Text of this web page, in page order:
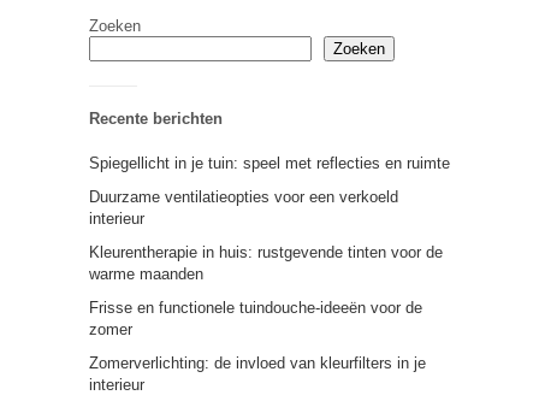
Zoeken
Zoeken
Recente berichten
Spiegellicht in je tuin: speel met reflecties en ruimte
Duurzame ventilatieopties voor een verkoeld
interieur
Kleurentherapie in huis: rustgevende tinten voor de
warme maanden
Frisse en functionele tuindouche-ideeën voor de
zomer
Zomerverlichting: de invloed van kleurfilters in je
interieur